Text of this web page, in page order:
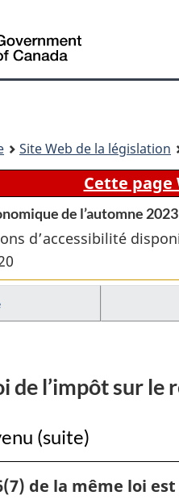
Site Web de la législation
Cette page
de l’automne
d’accessibilité
de l’impôt sur le
(suite)
de la même loi